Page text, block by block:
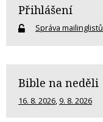
Přihlášení
Správa mailinglistů
Bible na neděli
16. 8. 2026, 9. 8. 2026